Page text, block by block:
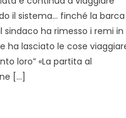
il sistema… finché la barca
sindaco ha rimesso i remi in
ha lasciato le cose
loro” «La partita al
[…]